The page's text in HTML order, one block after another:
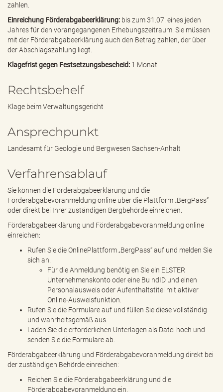
zahlen.
Einreichung Förderabgabeerklärung: bis zum 31.07. eines jeden
Jahres für den vorangegangenen Erhebungszeitraum. Sie müssen
mit der Förderabgabeerklärung auch den Betrag zahlen, der über
der Abschlagszahlung liegt.
Klagefrist gegen Festsetzungsbescheid: 1 Monat
Rechtsbehelf
Klage beim Verwaltungsgericht
Ansprechpunkt
Landesamt für Geologie und Bergwesen Sachsen-Anhalt
Verfahrensablauf
Sie können die Förderabgabeerklärung und die
Förderabgabevoranmeldung online über die Plattform „BergPass“
oder direkt bei Ihrer zuständigen Bergbehörde einreichen.
Förderabgabeerklärung und Förderabgabevoranmeldung online
einreichen:
Rufen Sie die OnlinePlattform „BergPass“ auf und melden Sie
sich an.
Für die Anmeldung benötig en Sie ein ELSTER
Unternehmenskonto oder eine Bu ndID und einen
Personalausweis oder Aufenthaltstitel mit aktiver
Online-Ausweisfunktion.
Rufen Sie die Formulare auf und füllen Sie diese vollständig
und wahrheitsgemäß aus.
Laden Sie die erforderlichen Unterlagen als Datei hoch und
senden Sie die Formulare ab.
Förderabgabeerklärung und Förderabgabevoranmeldung direkt bei
der zuständigen Behörde einreichen:
Reichen Sie die Förderabgabeerklärung und die
Förderabgabevoranmeldung ein.